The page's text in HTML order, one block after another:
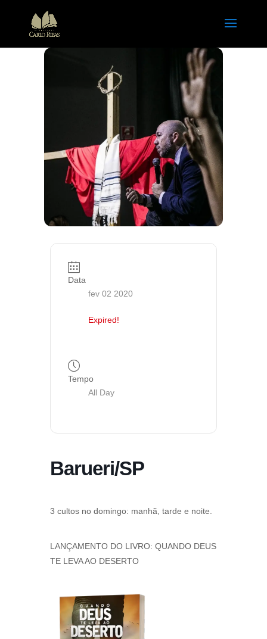
Data
fev 02 2020
Expired!
Tempo
All Day
Barueri/SP
3 cultos no domingo: manhã, tarde e noite.
LANÇAMENTO DO LIVRO: QUANDO DEUS
TE LEVA AO DESERTO